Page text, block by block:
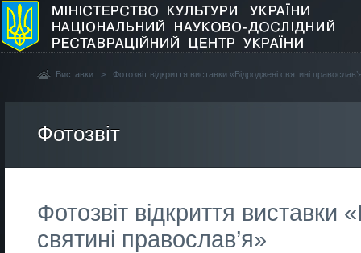
Виставки > Фотозвіт відкриття виставки «Відроджені святині
Фотозвіт
Фотозвіт відкриття виставки
святині православ’я»